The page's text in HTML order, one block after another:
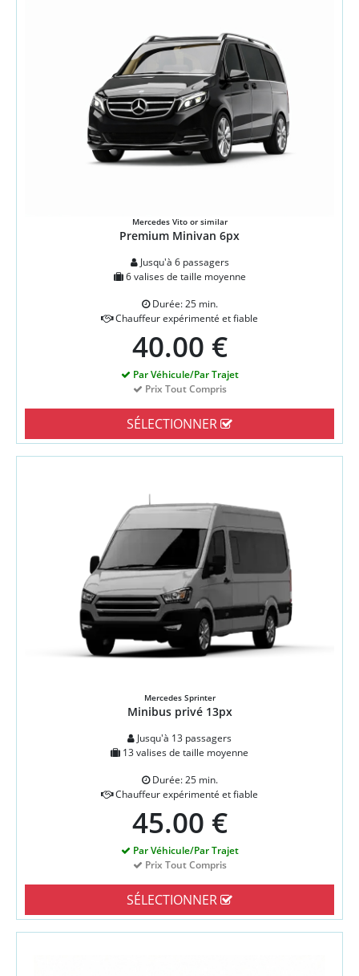
Mercedes Vito or similar
Premium Minivan 6px
Jusqu'à 6 passagers
6 valises de taille moyenne
Durée: 25 min.
Chauffeur expérimenté et fiable
40.00 €
Par Véhicule/Par Trajet
Prix Tout Compris
SÉLECTIONNER
Mercedes Sprinter
Minibus privé 13px
Jusqu'à 13 passagers
13 valises de taille moyenne
Durée: 25 min.
Chauffeur expérimenté et fiable
45.00 €
Par Véhicule/Par Trajet
Prix Tout Compris
SÉLECTIONNER